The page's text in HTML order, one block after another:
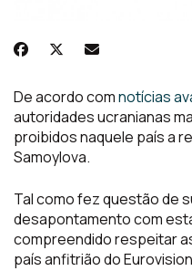
De acordo comnotícias
autoridades ucranianas
proibidos naquele país a
Samoylova.
Tal como fez questão de
desapontamento com
compreendido respeitar
país anfitrião do